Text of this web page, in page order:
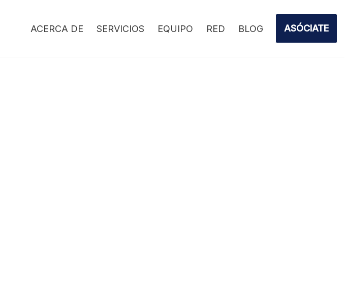
ACERCA DE SERVICIOS EQUIPO RED BLOG ASÓCIATE